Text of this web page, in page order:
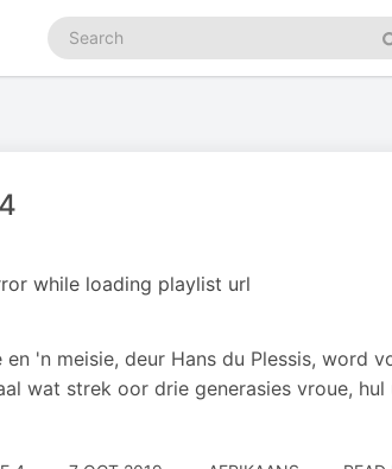
Search
podcasts
while loading playlist url
'n meisie, deur Hans du Plessis, word
wat strek oor drie generasies vroue,